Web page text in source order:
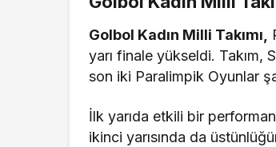
Golbol Kadın Milli Takımı,
yarı finale yükseldi. Takım,
son iki Paralimpik Oyunlar
İlk yarıda etkili bir
ikinci yarısında da